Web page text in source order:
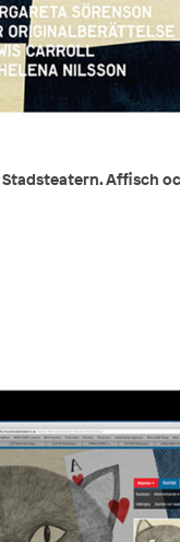
Stadsteatern. Affisch